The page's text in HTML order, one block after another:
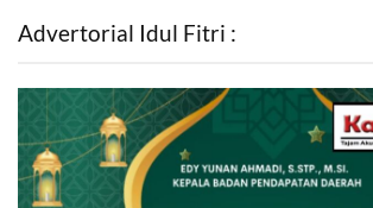
Advertorial Idul Fitri :